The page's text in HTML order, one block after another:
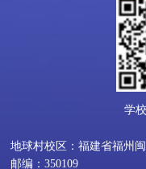
学
地球村校区：福建省福州
邮编：350109